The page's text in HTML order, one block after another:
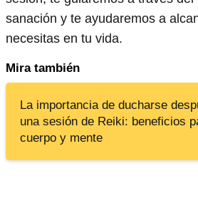
sanación y te ayudaremos a
necesitas en tu vida.
Mira también
La importancia de ducharse
una sesión de Reiki: beneficios
cuerpo y mente